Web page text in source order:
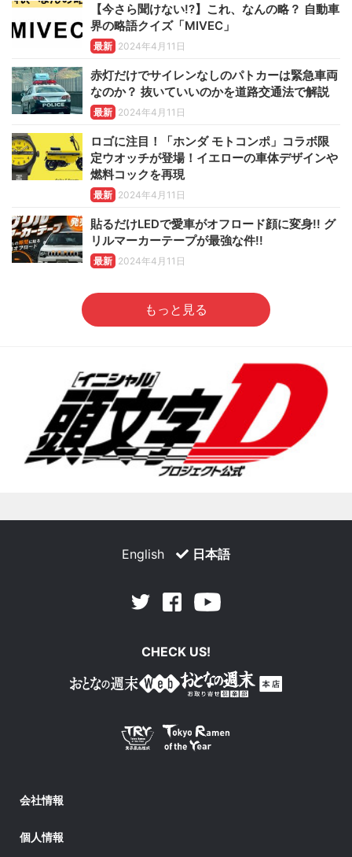
【今さら聞けない!?】これ、なんの略？ 自動車
界の略語クイズ「MIVEC」
最新 2024年4月11日
赤灯だけでサイレンなしのパトカーは緊急車両
なのか？ 抜いていいのかを道路交通法で解説
最新 2024年4月11日
ロゴに注目！「ホンダ モトコンポ」コラボ限
定ウオッチが登場！イエローの車体デザインや
燃料コックを再現
最新 2024年4月11日
貼るだけLEDで愛車がオフロード顔に変身!! グ
リルマーカーテープが最強な件!!
最新 2024年4月11日
もっと見る
English 日本語
Twitter Facebook
CHECK US!
会社情報
個人情報